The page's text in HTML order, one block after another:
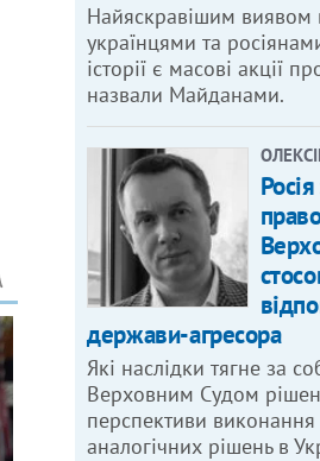
Найяскравішим виявом
українцями та
історії є масові акції
назвали Майданами.
держави-агресора
Які наслідки тягне за
Верховним Судом
перспективи виконання
аналогічних рішень в